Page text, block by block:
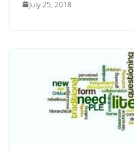
July 25, 2018